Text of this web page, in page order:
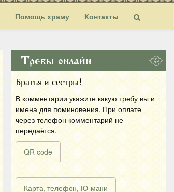
Помощь храму Контакты
Требы онлайн
Братья и сестры!
В комментарии укажите какую требу вы и
имена для поминовения. При оплате
через телефон комментарий не
передаётся.
QR code
Карта, телефон, Ю-мани